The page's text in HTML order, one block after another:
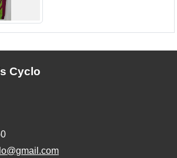
Cyclo